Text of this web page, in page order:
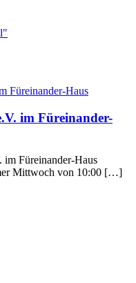
im Füreinander-
im Füreinander-Haus
Mittwoch von 10:00 […]